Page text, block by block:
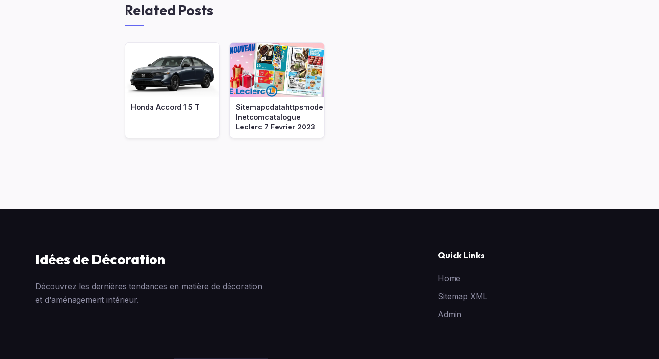
Related Posts
Honda Accord 1 5 T
Sitemapcdatahttpsmodeinf
Inetcomcatalogue
Leclerc 7 Fevrier 2023
Idées de Décoration
Découvrez les dernières tendances en matière de décoration
et d'aménagement intérieur.
Quick Links
Home
Sitemap XML
Admin